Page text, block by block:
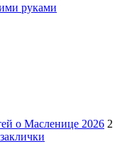
руками
о Масленице 2026 2